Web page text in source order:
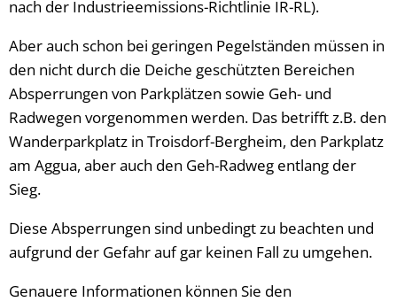
nach der Industrieemissions-Richtlinie IR-RL).
Aber auch schon bei geringen Pegelständen müssen in
den nicht durch die Deiche geschützten Bereichen
Absperrungen von Parkplätzen sowie Geh- und
Radwegen vorgenommen werden. Das betrifft z.B. den
Wanderparkplatz in Troisdorf-Bergheim, den Parkplatz
am Aggua, aber auch den Geh-Radweg entlang der
Sieg.
Diese Absperrungen sind unbedingt zu beachten und
aufgrund der Gefahr auf gar keinen Fall zu umgehen.
Genauere Informationen können Sie den